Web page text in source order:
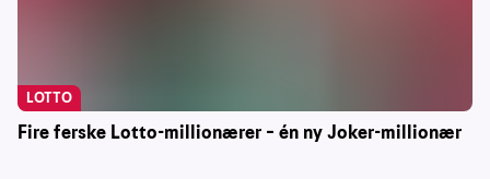
Fire ferske Lotto-millionærer – én ny Joker-millionær
LOTTO